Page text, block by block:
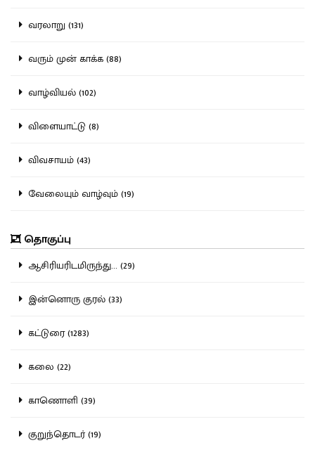
வரலாறு (131)
வரும் முன் காக்க (88)
வாழ்வியல் (102)
விளையாட்டு (8)
விவசாயம் (43)
வேலையும் வாழ்வும் (19)
தொகுப்பு
ஆசிரியரிடமிருந்து... (29)
இன்னொரு குரல் (33)
கட்டுரை (1283)
கலை (22)
காணொளி (39)
குறுந்தொடர் (19)